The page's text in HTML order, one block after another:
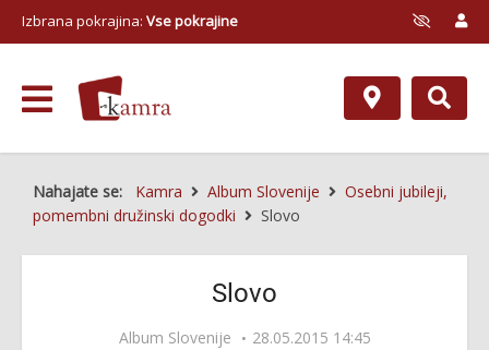
Izbrana pokrajina: Vse pokrajine
Nahajate se: Kamra Album Slovenije
Osebni jubileji,
pomembni družinski dogodki
Slovo
Slovo
Album Slovenije
28.05.2015 14:45